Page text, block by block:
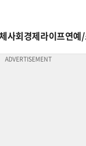
사회경제라이프연예